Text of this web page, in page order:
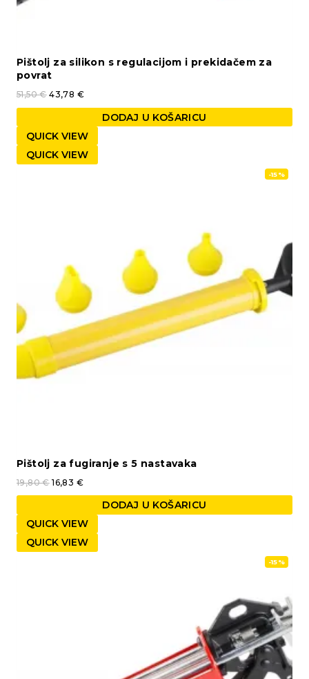
Pištolj za silikon s regulacijom i prekidačem za
povrat
51,50€ 43,78 €
DODAJ U KOŠARICU
QUICK VIEW
QUICK VIEW
-15%
Pištolj za fugiranje s 5 nastavaka
19,80€ 16,83 €
DODAJ U KOŠARICU
QUICK VIEW
QUICK VIEW
-15%